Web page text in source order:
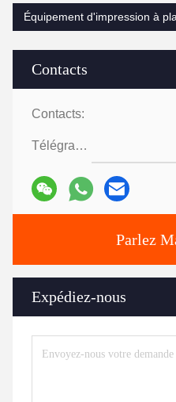
Contacts
Contacts:
Télégramme:
Parlez
Expédiez-nous
Équipement d'impression à